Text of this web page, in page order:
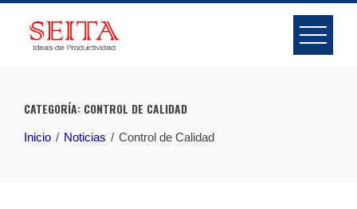
content
CATEGORÍA: CONTROL DE CALIDAD
Inicio Noticias Control de Calidad